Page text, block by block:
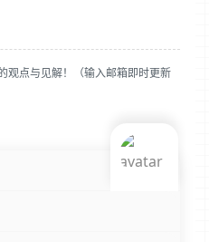
观点与见解！（输入邮箱即时更新